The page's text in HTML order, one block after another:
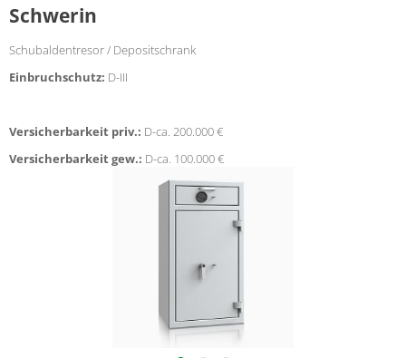
Schwerin
Schubaldentresor / Depositschrank
Einbruchschutz: D-III
Versicherbarkeit priv.: D-ca. 200.000 €
Versicherbarkeit gew.: D-ca. 100.000 €